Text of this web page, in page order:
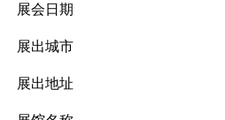
展会日期
展出城市
展出地址